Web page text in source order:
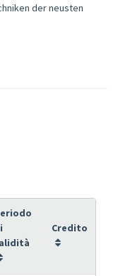
der neusten
Credito